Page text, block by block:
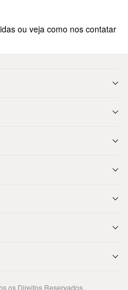
ou veja como nos contatar
os Direitos Reservados.